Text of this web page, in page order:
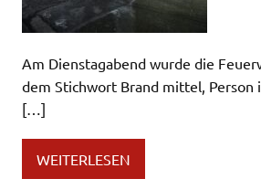
Am Dienstagabend wurde die
dem Stichwort Brand mittel, Person
[…]
WEITERLESEN